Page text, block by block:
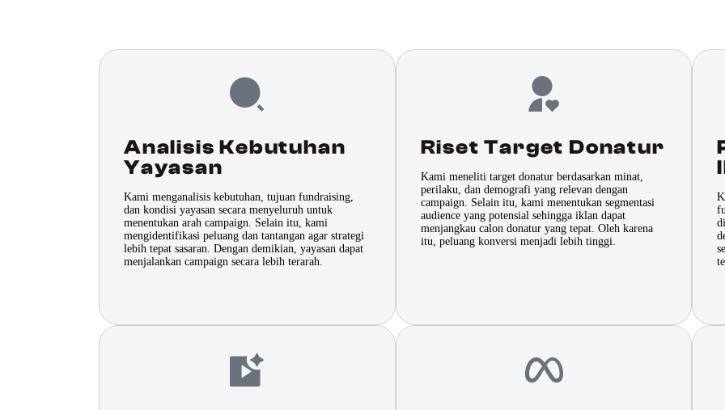
Analisis Kebutuhan
Yayasan
Kami menganalisis kebutuhan, tujuan fundraising,
dan kondisi yayasan secara menyeluruh untuk
menentukan arah campaign. Selain itu, kami
mengidentifikasi peluang dan tantangan agar strategi
lebih tepat sasaran. Dengan demikian, yayasan dapat
menjalankan campaign secara lebih terarah.
Riset Target Donatur
Kami meneliti target donatur berdasarkan minat,
perilaku, dan demografi yang relevan dengan
campaign. Selain itu, kami menentukan segmentasi
audience yang potensial sehingga iklan dapat
menjangkau calon donatur yang tepat. Oleh karena
itu, peluang konversi menjadi lebih tinggi.